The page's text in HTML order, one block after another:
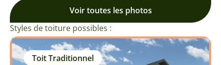
Voir toutes les photos
Styles de toiture possibles :
Toit Traditionnel